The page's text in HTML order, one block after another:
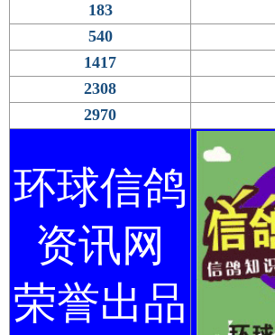
183
540
1417
2308
2970
环球信鸽
资讯网
荣誉出品